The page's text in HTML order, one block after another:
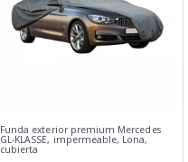
Funda exterior premium Mercedes
GL-KLASSE, impermeable, Lona,
cubierta